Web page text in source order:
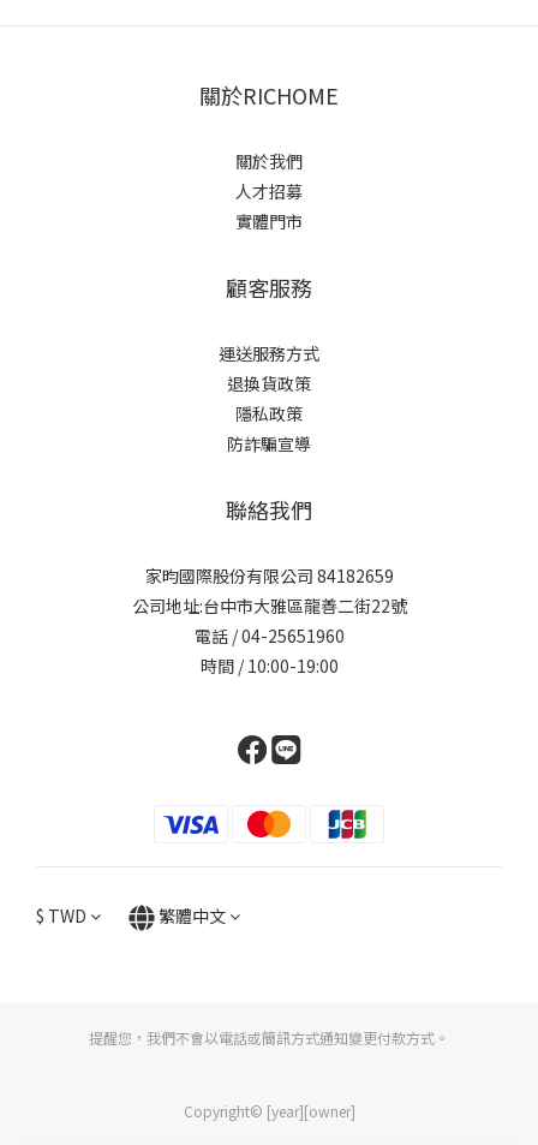
關於RICHOME
關於我們
人才招募
實體門市
顧客服務
運送服務方式
退換貨政策
隱私政策
防詐騙宣導
聯絡我們
家昀國際股份有限公司 84182659
公司地址:台中市大雅區龍善二街22號
電話 / 04-25651960
時間 / 10:00-19:00
$ TWD 繁體中文
提醒您，我們不會以電話或簡訊方式通知變更付款方式。
Copyright© [year][owner]